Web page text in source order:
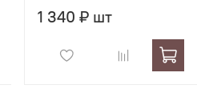
1 340 ₽ шт